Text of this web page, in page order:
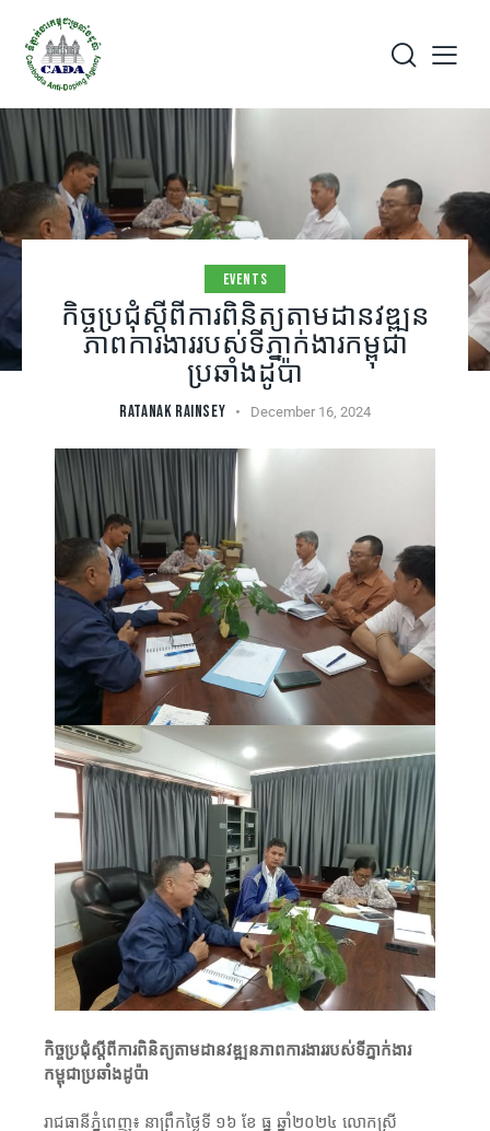
EVENTS
កិច្ចប្រជុំស្តីពីការពិនិត្យតាមដានវឌ្ឍន
ភាពការងាររបស់ទីភ្នាក់ងារកម្ពុជា
ប្រឆាំងដូប៉ា
RATANAK RAINSEY December 16, 2024
កិច្ចប្រជុំស្តីពីការពិនិត្យតាមដានវឌ្ឍនភាពការងាររបស់ទីភ្នាក់ងារ
កម្ពុជាប្រឆាំងដូប៉ា
រាជធានីភ្នំពេញ៖ នាព្រឹកថ្ងៃទី ១៦ ខែ ធ្នូ ឆ្នាំ២០២៤ លោកស្រី